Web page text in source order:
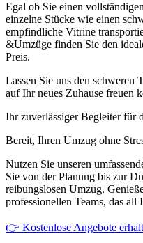
Egal ob Sie einen
einzelne Stücke wie einen
empfindliche Vitrine
&Umzüge finden Sie den
Preis.
Lassen Sie uns den schweren
auf Ihr neues Zuhause freuen
Ihr zuverlässiger Begleiter für
Bereit, Ihren Umzug ohne
Nutzen Sie unseren
Sie von der Planung bis zur
reibungslosen Umzug.
professionellen Teams, das all
👉 Kostenlose Angebote